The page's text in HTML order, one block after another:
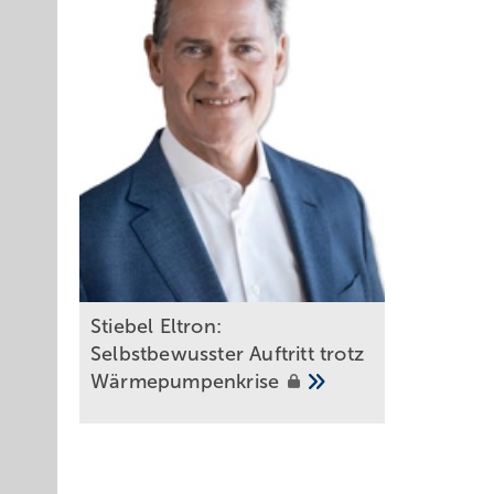
Stiebel Eltron:
Selbstbewusster Auftritt trotz
Wärmepumpenkrise